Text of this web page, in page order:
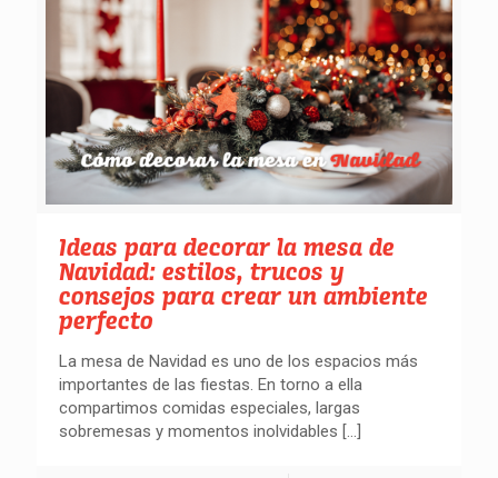
Ideas para decorar la mesa de
Navidad: estilos, trucos y
consejos para crear un ambiente
perfecto
La mesa de Navidad es uno de los espacios más
importantes de las fiestas. En torno a ella
compartimos comidas especiales, largas
sobremesas y momentos inolvidables […]